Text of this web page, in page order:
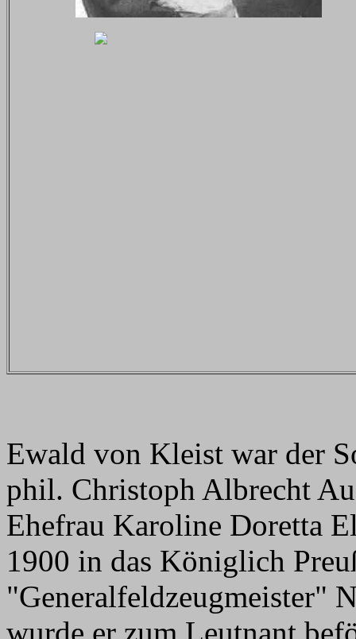
Ewald von Kleist war der
phil. Christoph Albrecht
Ehefrau Karoline Doretta
1900 in das Königlich
"Generalfeldzeugmeister"